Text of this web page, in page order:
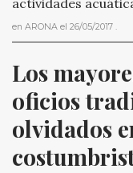
actividades
en ARONA el 26/05/2017 .
Los
oficios
olvidados